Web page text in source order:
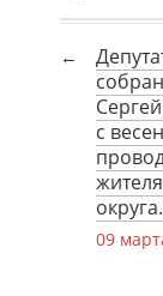
с
округа.
09